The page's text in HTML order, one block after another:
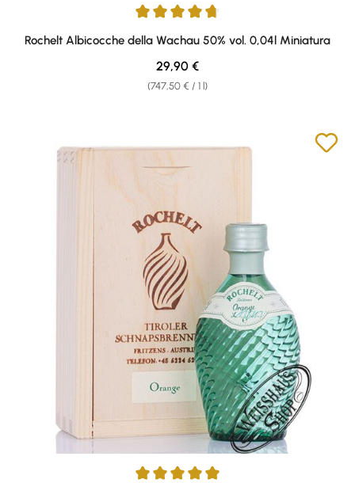
Average rating of 4.71 out of 5 stars
Rochelt Albicocche della Wachau 50% vol. 0,04l Miniatura
(747,50 € / 1 l)
Regular price:
29,90 €